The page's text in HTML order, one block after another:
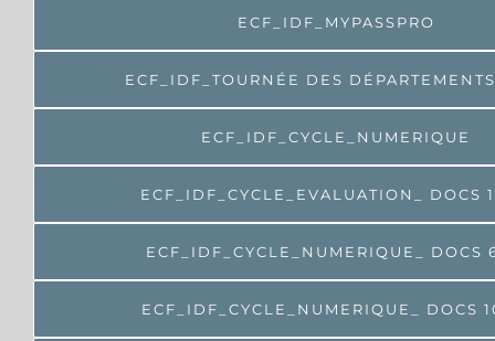
ECF_IDF_MYPASSPRO
ECF_IDF_TOURNÉE DES
ECF_IDF_CYCLE_NUMERIQUE
ECF_IDF_CYCLE_EVALUATION_ DOCS
ECF_IDF_CYCLE_NUMERIQUE_ DOCS
ECF_IDF_CYCLE_NUMERIQUE_ DOCS